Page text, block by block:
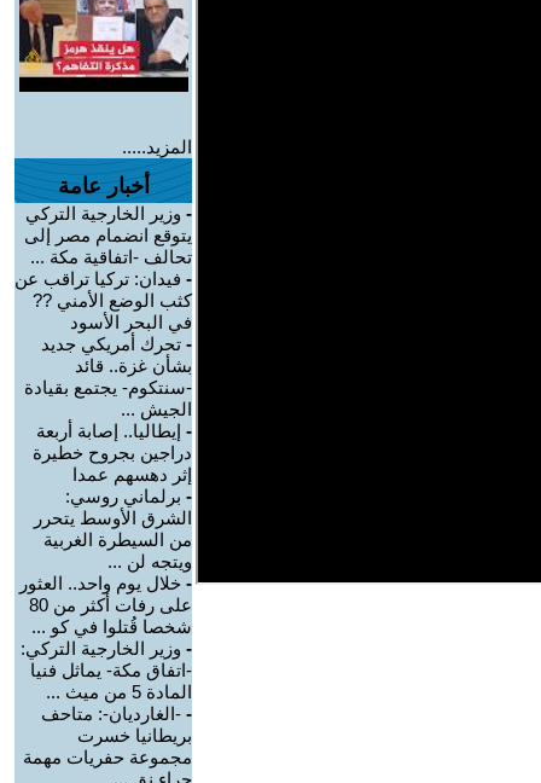
المزيد.....
أخبار عامة
- وزير الخارجية التركي
يتوقع انضمام مصر إلى
تحالف -اتفاقية مكة ...
- فيدان: تركيا تراقب عن
كثب الوضع الأمني ??
في البحر الأسود
- تحرك أمريكي جديد
بشأن غزة.. قائد
-سنتكوم- يجتمع بقيادة
الجيش ...
- إيطاليا.. إصابة أربعة
دراجين بجروح خطيرة
إثر دهسهم عمدا
- برلماني روسي:
الشرق الأوسط يتحرر
من السيطرة الغربية
ويتجه لن ...
- خلال يوم واحد.. العثور
على رفات أكثر من 80
شخصا قُتلوا في كو ...
- وزير الخارجية التركي:
-اتفاق مكة- يماثل فنيا
المادة 5 من ميث ...
- -الغارديان-: متاحف
بريطانيا خسرت
مجموعة حفريات مهمة
جراء نق ...